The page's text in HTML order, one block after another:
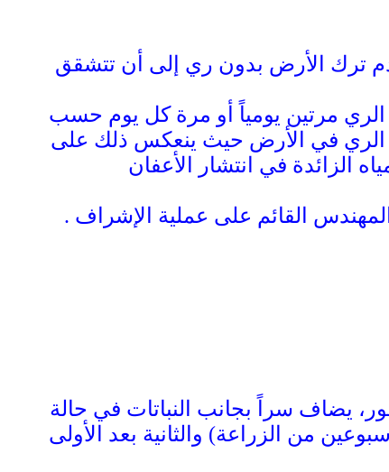
ترك الأرض بدون ري إلى أن تتشقق
الري مرتين يومياً أو مرة كل يوم حسب
الري في الأرض حيث ينعكس ذلك على
الزائدة في انتشار الأعفان
القائم على عملية الإشراف .
يضاف سراً بجانب النباتات في حالة
من الزراعة) والثانية بعد الأولى